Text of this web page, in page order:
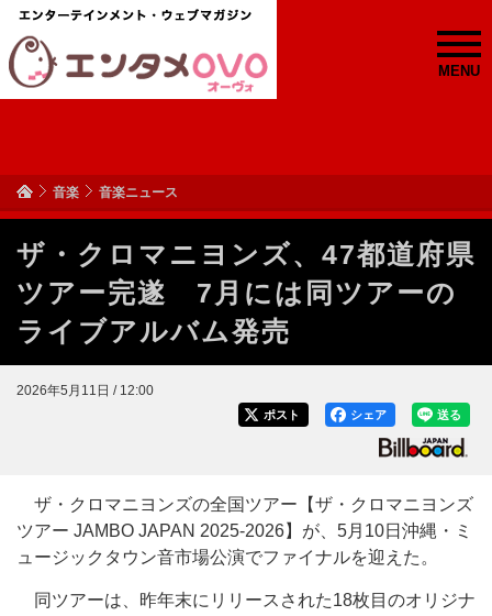
MENU
音楽 音楽ニュース
ザ・クロマニヨンズ、47都道府県
ツアー完遂 7月には同ツアーの
ライブアルバム発売
2026年5月11日 / 12:00
送る
シェア
ポスト
ザ・クロマニヨンズの全国ツアー【ザ・クロマニヨンズ
ツアー JAMBO JAPAN 2025-2026】が、5月10日沖縄・ミ
ュージックタウン音市場公演でファイナルを迎えた。
同ツアーは、昨年末にリリースされた18枚目のオリジナ